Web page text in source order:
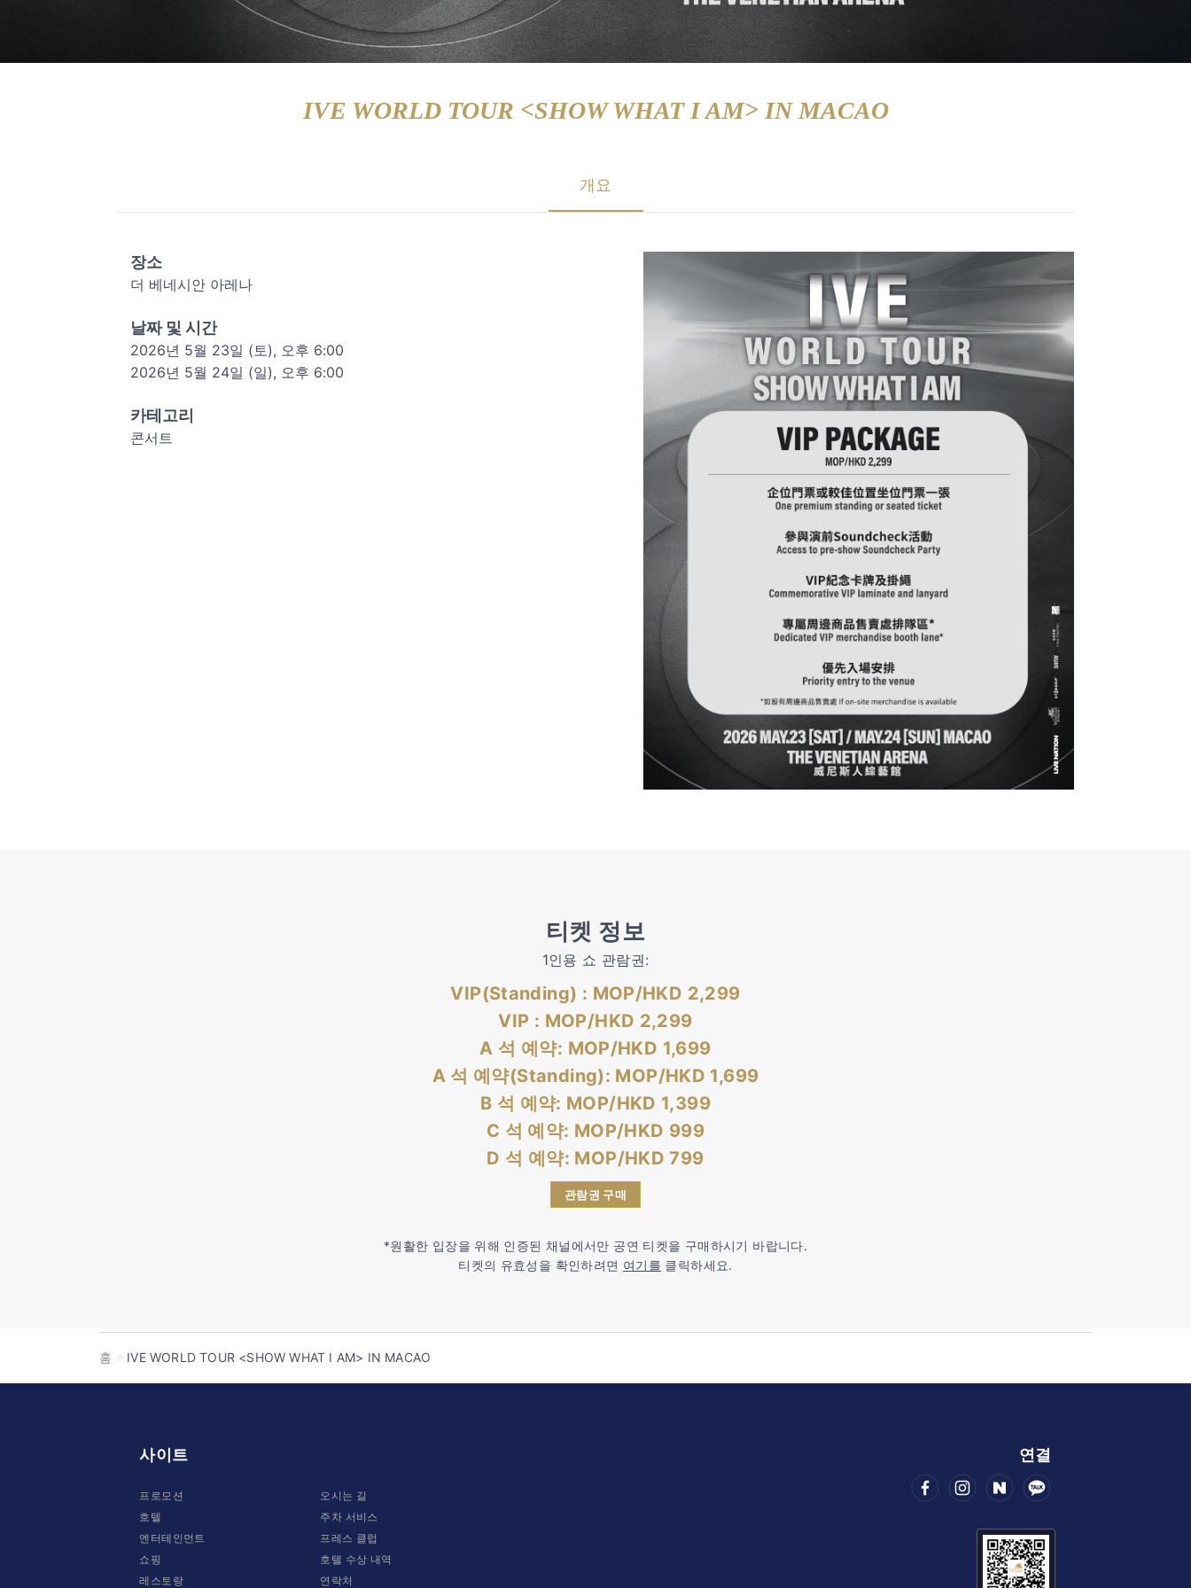
IVE WORLD TOUR <SHOW WHAT I AM> IN MACAO
개요
장소
더 베네시안 아레나
날짜 및 시간
2026년 5월 23일 (토), 오후 6:00
2026년 5월 24일 (일), 오후 6:00
카테고리
콘서트
티켓 정보
1인용 쇼 관람권:
VIP(Standing) : MOP/HKD 2,299
VIP : MOP/HKD 2,299
A 석 예약: MOP/HKD 1,699
A 석 예약(Standing): MOP/HKD 1,699
B 석 예약: MOP/HKD 1,399
C 석 예약: MOP/HKD 999
D 석 예약: MOP/HKD 799
관람권 구매
*원활한 입장을 위해 인증된 채널에서만 공연 티켓을 구매하시기 바랍니다.
티켓의 유효성을 확인하려면 여기를 클릭하세요.
홈 IVE WORLD TOUR <SHOW WHAT I AM> IN MACAO
사이트
프로모션
호텔
엔터테인먼트
쇼핑
레스토랑
오시는 길
주차 서비스
프레스 클럽
호텔 수상 내역
연락처
연결